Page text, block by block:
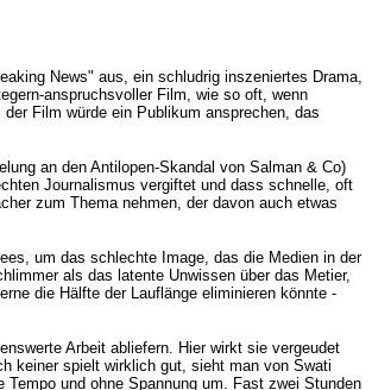
News" aus, ein schludrig inszeniertes Drama,
anspruchsvoller Film, wie so oft, wenn
Film würde ein Publikum ansprechen, das
an den Antilopen-Skandal von Salman & Co)
Journalismus vergiftet und dass schnelle, oft
zum Thema nehmen, der davon auch etwas
um das schlechte Image, das die Medien in der
als das latente Unwissen über das Metier,
die Hälfte der Lauflänge eliminieren könnte -
Arbeit abliefern. Hier wirkt sie vergeudet
keiner spielt wirklich gut, sieht man von Swati
und ohne Spannung um. Fast zwei Stunden